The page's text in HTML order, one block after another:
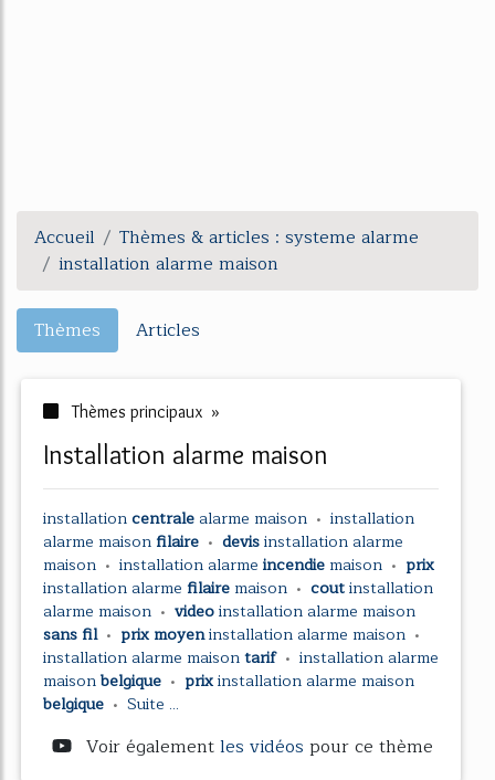
Accueil
Thèmes & articles : systeme alarme
installation alarme maison
Thèmes Articles
Thèmes principaux »
installation alarme maison
installationcentrale alarme maison • installation
alarme maison filaire • devisinstallation alarme
maison • installation alarme incendie maison • prix
installation alarme filaire maison • coutinstallation
alarme maison • videoinstallation alarme maison
sans fil • prix moyeninstallation alarme maison •
installation alarme maisontarif • installation alarme
maisonbelgique • prixinstallation alarme maison
belgique • Suite ...
Voir égalementles vidéos pour ce thème